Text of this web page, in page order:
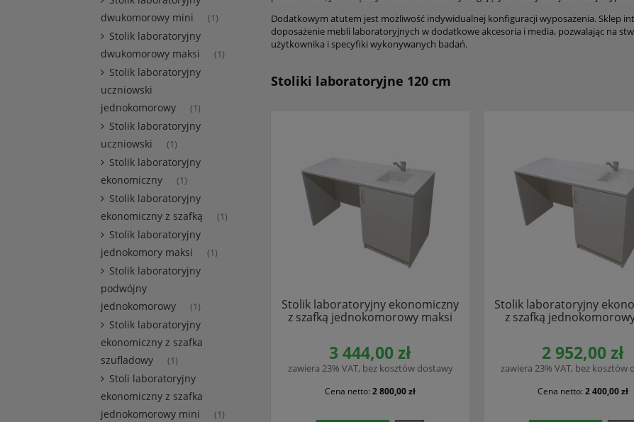
dwukomorowy mini
(1)
Stolik laboratoryjny
dwukomorowy maksi
(1)
Stolik laboratoryjny
uczniowski
jednokomorowy
(1)
Stolik laboratoryjny
uczniowski
(1)
Stolik laboratoryjny
ekonomiczny
(1)
Stolik laboratoryjny
ekonomiczny z szafką
(1)
Stolik laboratoryjny
jednokomory maksi
(1)
Stolik laboratoryjny
podwójny
jednokomorowy
(1)
Stolik laboratoryjny
ekonomiczny z szafka
szufladowy
(1)
Stoli laboratoryjny
ekonomiczny z szafka
jednokomorowy mini
(1)
Dodatkowym atutem jest możliwość indywidualnej konfiguracji wyposażenia. Sklep
doposażenie mebli laboratoryjnych w dodatkowe akcesoria i media, pozwalając na
użytkownika i specyfiki wykonywanych badań.
Stoliki laboratoryjne 120 cm
Stolik laboratoryjny ekonomiczny
z szafką jednokomorowy maksi
3 444,00 zł
zawiera 23% VAT, bez kosztów dostawy
Cena netto: 2 800,00 zł
Stolik laboratoryjny
z szafką
2 952,00 zł
zawiera 23% VAT, bez kosztów
Cena netto: 2 400,00 zł